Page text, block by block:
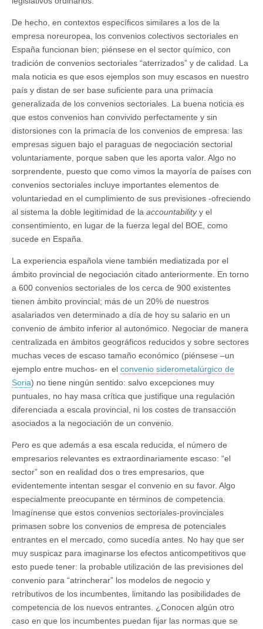
De hecho, en contextos específicos similares a los de la
empresa noreuropea, los convenios colectivos sectoriales en
España funcionan bien; piénsese en el sector químico, con
tradición de convenios sectoriales “aterrizados” y de calidad. La
mala noticia es que esos ejemplos son muy escasos en nuestro
país y distan de ser base suficiente para una primacía
generalizada de los convenios sectoriales. La buena noticia es
que estos convenios han convivido perfectamente y sin
distorsiones con la primacía de los convenios de empresa: las
empresas siguen bajo el paraguas de negociación sectorial
voluntariamente, porque saben que les aporta valor. Algo no
sorprendente, puesto que como vimos la mayoría de países con
convenios sectoriales incluye importantes elementos de
voluntariedad en el cumplimiento de sus previsiones -ofreciendo
al sistema la doble legitimidad de la accountabilityy el
consentimiento, en lugar de la fuerza legal del BOE, como
sucede en España.
La experiencia española viene también mediatizada por el
ámbito provincial de negociación citado anteriormente. En torno
a 600 convenios sectoriales de los cerca de 900 existentes
tienen ámbito provincial; más de un 20% de nuestros
asalariados ven determinado a día de hoy su salario en un
convenio de ámbito inferior al autonómico. Negociar de manera
centralizada en ámbitos geográficos reducidos y sobre sectores
muchas veces de escaso tamaño económico (piénsese –un
ejemplo entre muchos- en el convenio siderometalúrgico de
Soria) no tiene ningún sentido: salvo excepciones muy
puntuales, no hay masa crítica que justifique una regulación
diferenciada a escala provincial, ni los costes de transacción
asociados a la negociación de un convenio.
Pero es que además a esa escala reducida, el número de
empresarios relevantes es extraordinariamente escaso: “el
sector” son en realidad dos o tres empresarios, que
evidentemente intentan sesgar el convenio en su favor. Algo
especialmente preocupante en términos de competencia.
Imagínense que estos convenios sectoriales-provinciales
primasen sobre los convenios de empresa de potenciales
entrantes en el mercado, como sucedía antes. No hay que ser
muy suspicaz para imaginarse los efectos anticompetitivos que
esto puede tener: la probable utilización de las previsiones del
convenio para “atrincherar” los modelos de negocio y
retributivos de los incumbentes, limitando las posibilidades de
competencia de los nuevos entrantes. ¿Conocen algún otro
caso en que los incumbentes puedan fijar las normas que se